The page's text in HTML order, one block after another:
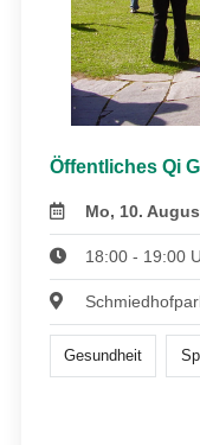
Öffentliches Qi
Mo, 10.
18:00 - 19:00
Gesundheit